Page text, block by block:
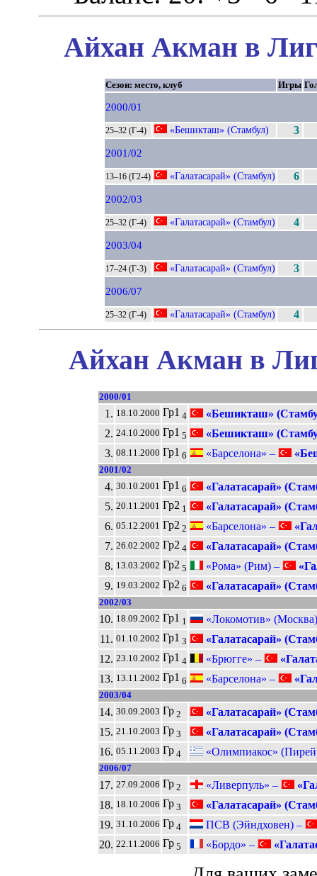
Айхан Акман в
Сезон: место, клуб Игры
2000/01
25–32 (Г-4) «Бешикташ» (Стамбул) 3
2001/02
13–16 (Г2-4) «Галатасарай» (Стамбул) 6
2002/03
25–32 (Г-4) «Галатасарай» (Стамбул) 4
2003/04
17–24 (Г-3) «Галатасарай» (Стамбул) 3
2006/07
25–32 (Г-4) «Галатасарай» (Стамбул) 4
Айхан Акман в
2000/01
1. 18.10.2000 Гр1 4
«Бешикташ»
2. 24.10.2000 Гр1 5
«Бешикташ»
3. 08.11.2000 Гр1 6 «Барселона» –
2001/02
4. 30.10.2001 Гр1 6
«Галатасарай»
5. 20.11.2001 Гр21
«Галатасарай»
6. 05.12.2001 Гр22 «Барселона» –
7. 26.02.2002 Гр24
«Галатасарай»
8. 13.03.2002 Гр25 «Рома» (Рим) –
9. 19.03.2002 Гр26 «Галатасарай»
2002/03
10. 18.09.2002 Гр1 1
«Локомотив»
11. 01.10.2002 Гр1 3
«Галатасарай»
12. 23.10.2002 Гр1 4 «Брюгге» –
13. 13.11.2002 Гр1 6 «Барселона» –
2003/04
14. 30.09.2003 Гр2
«Галатасарай»
15. 21.10.2003 Гр3
«Галатасарай»
16. 05.11.2003 Гр4 «Олимпиакос»
2006/07
17. 27.09.2006 Гр2 «Ливерпуль» –
18. 18.10.2006 Гр3
«Галатасарай»
19. 31.10.2006 Гр4
ПСВ (Эйндховен) –
20. 22.11.2006 Гр5 «Бордо» –